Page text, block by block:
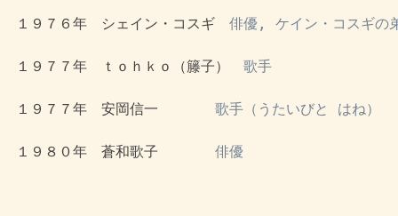
１９７６年　シェイン・コスギ 俳優, ケイン・コスギの
１９７７年　ｔｏｈｋｏ（籐子） 歌手
１９７７年　安岡信一 歌手（うたいびと はね）
１９８０年　蒼和歌子 俳優